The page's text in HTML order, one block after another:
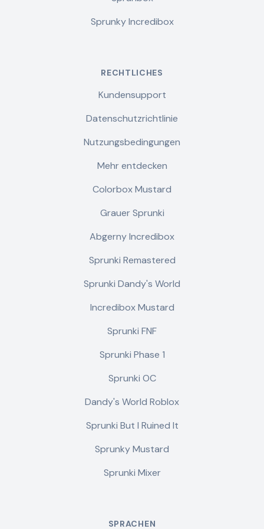
Sprunky Incredibox
RECHTLICHES
Kundensupport
Datenschutzrichtlinie
Nutzungsbedingungen
Mehr entdecken
Colorbox Mustard
Grauer Sprunki
Abgerny Incredibox
Sprunki Remastered
Sprunki Dandy's World
Incredibox Mustard
Sprunki FNF
Sprunki Phase 1
Sprunki OC
Dandy's World Roblox
Sprunki But I Ruined It
Sprunky Mustard
Sprunki Mixer
SPRACHEN